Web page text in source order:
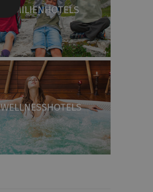
FAMILIENHOTELS
WELLNESSHOTELS